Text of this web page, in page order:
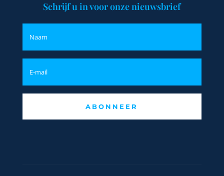
Schrijf u in voor onze nieuwsbrief
ABONNEER